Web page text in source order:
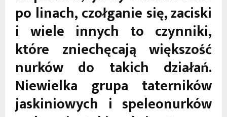
po linach, czołganie się, zaciski
i wiele innych to czynniki,
które zniechęcają większość
nurków do takich działań.
Niewielka grupa taterników
jaskiniowych i speleonurków